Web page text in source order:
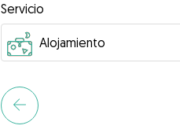
Servicio